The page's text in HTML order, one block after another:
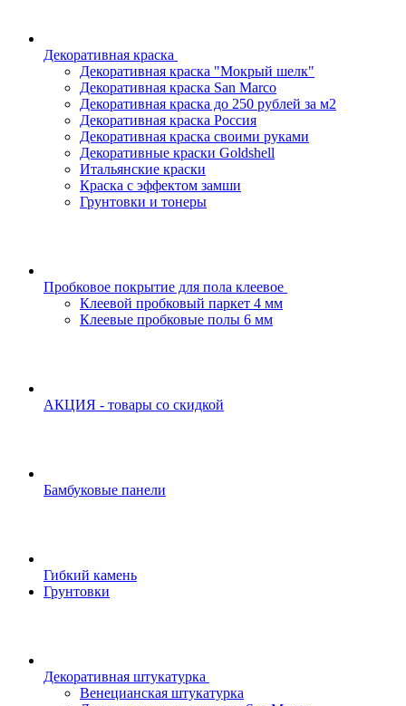
Декоративная краска
Декоративная краска "Мокрый шелк"
Декоративная краска San Marco
Декоративная краска до 250 рублей за м2
Декоративная краска Россия
Декоративная краска своими руками
Декоративные краски Goldshell
Итальянские краски
Краска с эффектом замши
Грунтовки и тонеры
Пробковое покрытие для пола клеевое
Клеевой пробковый паркет 4 мм
Клеевые пробковые полы 6 мм
АКЦИЯ - товары со скидкой
Бамбуковые панели
Гибкий камень
Грунтовки
Декоративная штукатурка
Венецианская штукатурка